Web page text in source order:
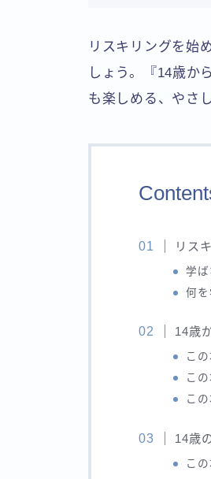
リスキリングを始
しょう。『14歳か
も楽しめる、やさ
リス
学
何を
14歳
こ
こ
こ
14歳
こ